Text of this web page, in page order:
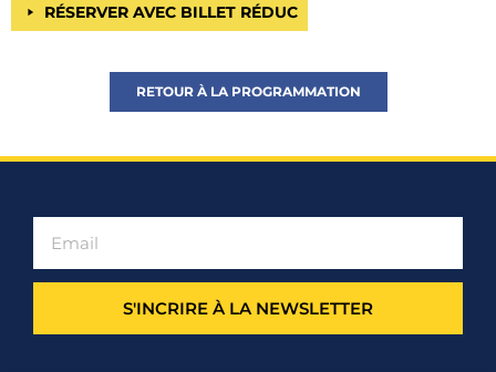
RÉSERVER AVEC BILLET RÉDUC
RETOUR À LA PROGRAMMATION
S'INCRIRE À LA NEWSLETTER